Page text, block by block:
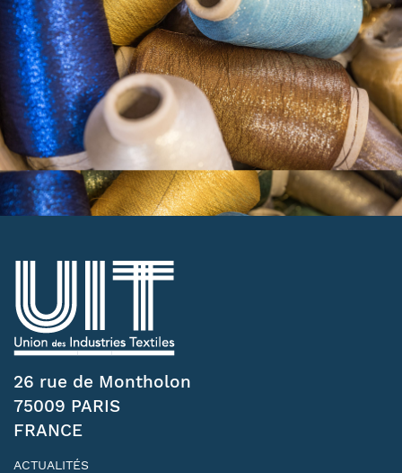
26 rue de Montholon
75009 PARIS
FRANCE
ACTUALITÉS